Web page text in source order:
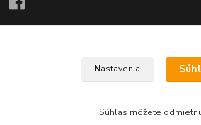
Upravit sběr cookies.
VEGA-TAKÁČ,s.r.o.
Nastavenia
Súhlas môžete